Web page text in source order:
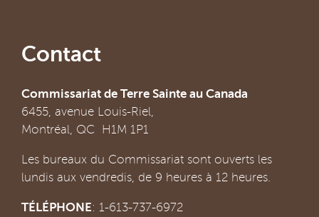
Contact
Commissariat de Terre Sainte au Canada
6455, avenue Louis-Riel,
Montréal, QC H1M 1P1
Les bureaux du Commissariat sont ouverts les
lundis aux vendredis, de 9 heures à 12 heures.
TÉLÉPHONE: 1-613-737-6972